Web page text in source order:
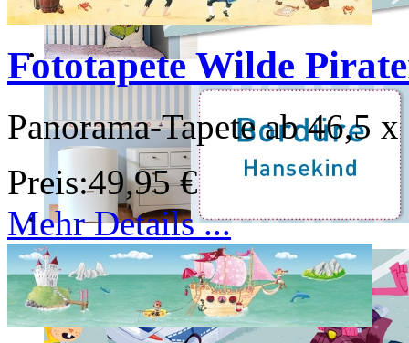
Fototapete Wilde
Panorama-Tapete ab 46,5
Preis:49,95 €
Mehr Details ...